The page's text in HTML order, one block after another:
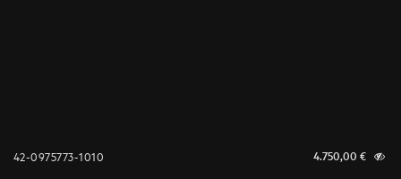
42-0975773-1010 4.750,00 €